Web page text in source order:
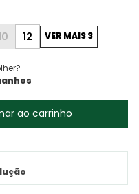
12 VER MAIS 3
ao carrinho